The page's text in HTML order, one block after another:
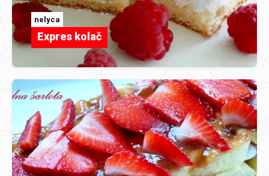
nelyca
Expres kolač